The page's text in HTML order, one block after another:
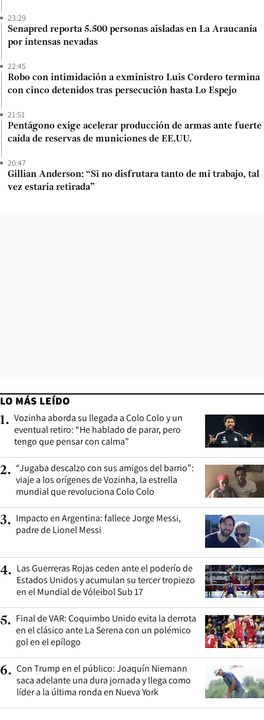
23:29
Senapred reporta 5.500 personas aisladas en La Araucanía
por intensas nevadas
22:45
Robo con intimidación a exministro Luis Cordero termina
con cinco detenidos tras persecución hasta Lo Espejo
21:51
Pentágono exige acelerar producción de armas ante fuerte
caída de reservas de municiones de EE.UU.
20:47
Gillian Anderson: “Si no disfrutara tanto de mi trabajo, tal
vez estaría retirada”
LO MÁS LEÍDO
1. Vozinha aborda su llegada a Colo Colo y un
eventual retiro: “He hablado de parar, pero
tengo que pensar con calma”
2. “Jugaba descalzo con sus amigos del barrio”:
viaje a los orígenes de Vozinha, la estrella
mundial que revoluciona Colo Colo
3. Impacto en Argentina: fallece Jorge Messi,
padre de Lionel Messi
4. Las Guerreras Rojas ceden ante el poderío de
Estados Unidos y acumulan su tercer tropiezo
en el Mundial de Vóleibol Sub 17
5. Final de VAR: Coquimbo Unido evita la derrota
en el clásico ante La Serena con un polémico
gol en el epílogo
6. Con Trump en el público: Joaquín Niemann
saca adelante una dura jornada y llega como
líder a la última ronda en Nueva York